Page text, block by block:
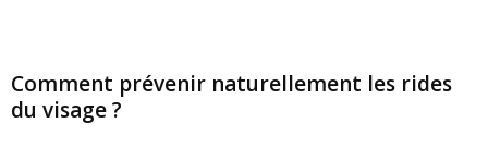
Comment prévenir naturellement les rides
du visage ?